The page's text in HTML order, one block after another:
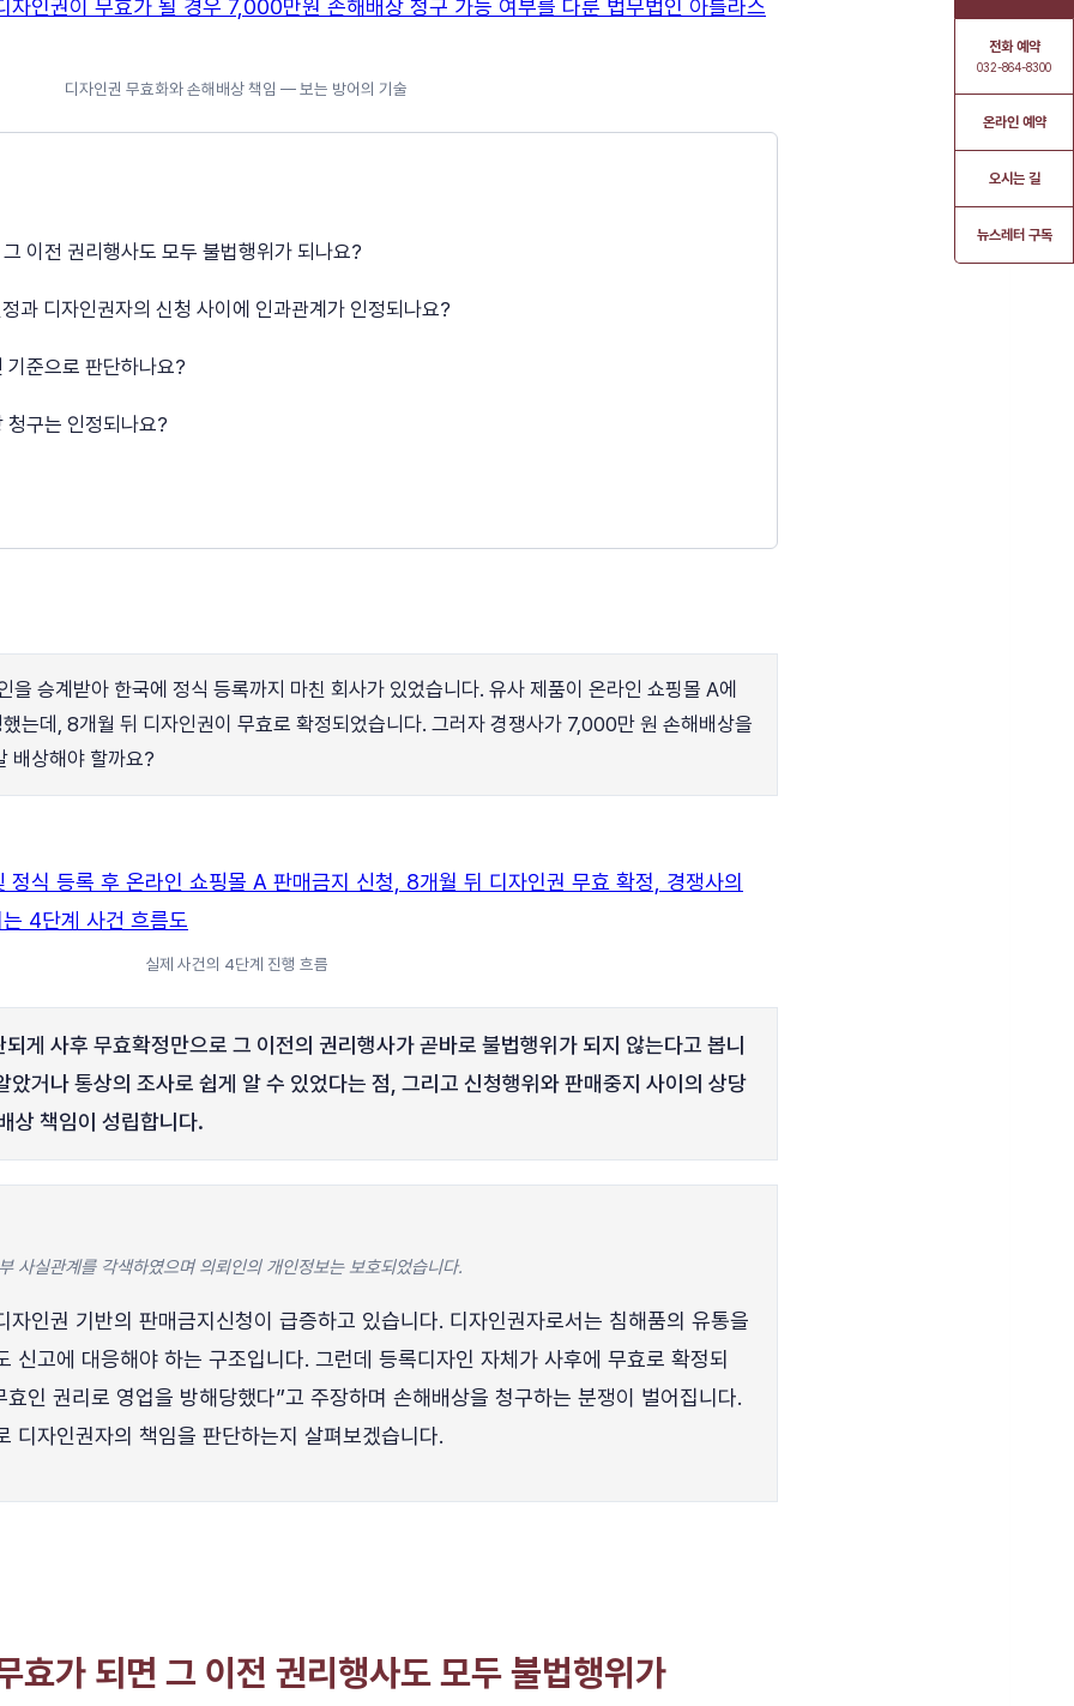
디자인권 무효화와 손해배상 책임 — 보는 방어의 기술
이전 권리행사도 모두 불법행위가 되나요?
과 디자인권자의 신청 사이에 인과관계가 인정되나요?
기준으로 판단하나요?
청구는 인정되나요?
을 승계받아 한국에 정식 등록까지 마친 회사가 있었습니다. 유사 제품이 온라인 쇼핑몰 A에
는데, 8개월 뒤 디자인권이 무효로 확정되었습니다. 그러자 경쟁사가 7,000만 원 손해배상을
배상해야 할까요?
실제 사건의 4단계 진행 흐름
게 사후 무효확정만으로 그 이전의 권리행사가 곧바로 불법행위가 되지 않는다고 봅니
았거나 통상의 조사로 쉽게 알 수 있었다는 점, 그리고 신청행위와 판매중지 사이의 상당
상 책임이 성립합니다.
사실관계를 각색하였으며 의뢰인의 개인정보는 보호되었습니다.
인권 기반의 판매금지신청이 급증하고 있습니다. 디자인권자로서는 침해품의 유통을
신고에 대응해야 하는 구조입니다. 그런데 등록디자인 자체가 사후에 무효로 확정되
인 권리로 영업을 방해당했다”고 주장하며 손해배상을 청구하는 분쟁이 벌어집니다.
디자인권자의 책임을 판단하는지 살펴보겠습니다.
효가 되면 그 이전 권리행사도 모두 불법행위가
전화 예약
032-864-8300
온라인 예약
오시는 길
뉴스레터 구독